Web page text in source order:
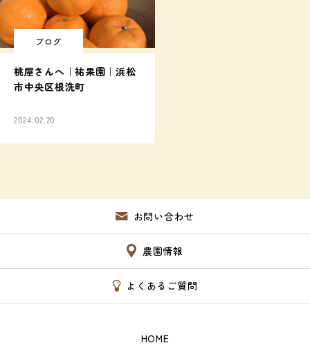
ブログ
桃屋さんへ｜祐果園｜浜松
市中央区根洗町
2024.02.20
お問い合わせ
農園情報
よくあるご質問
HOME